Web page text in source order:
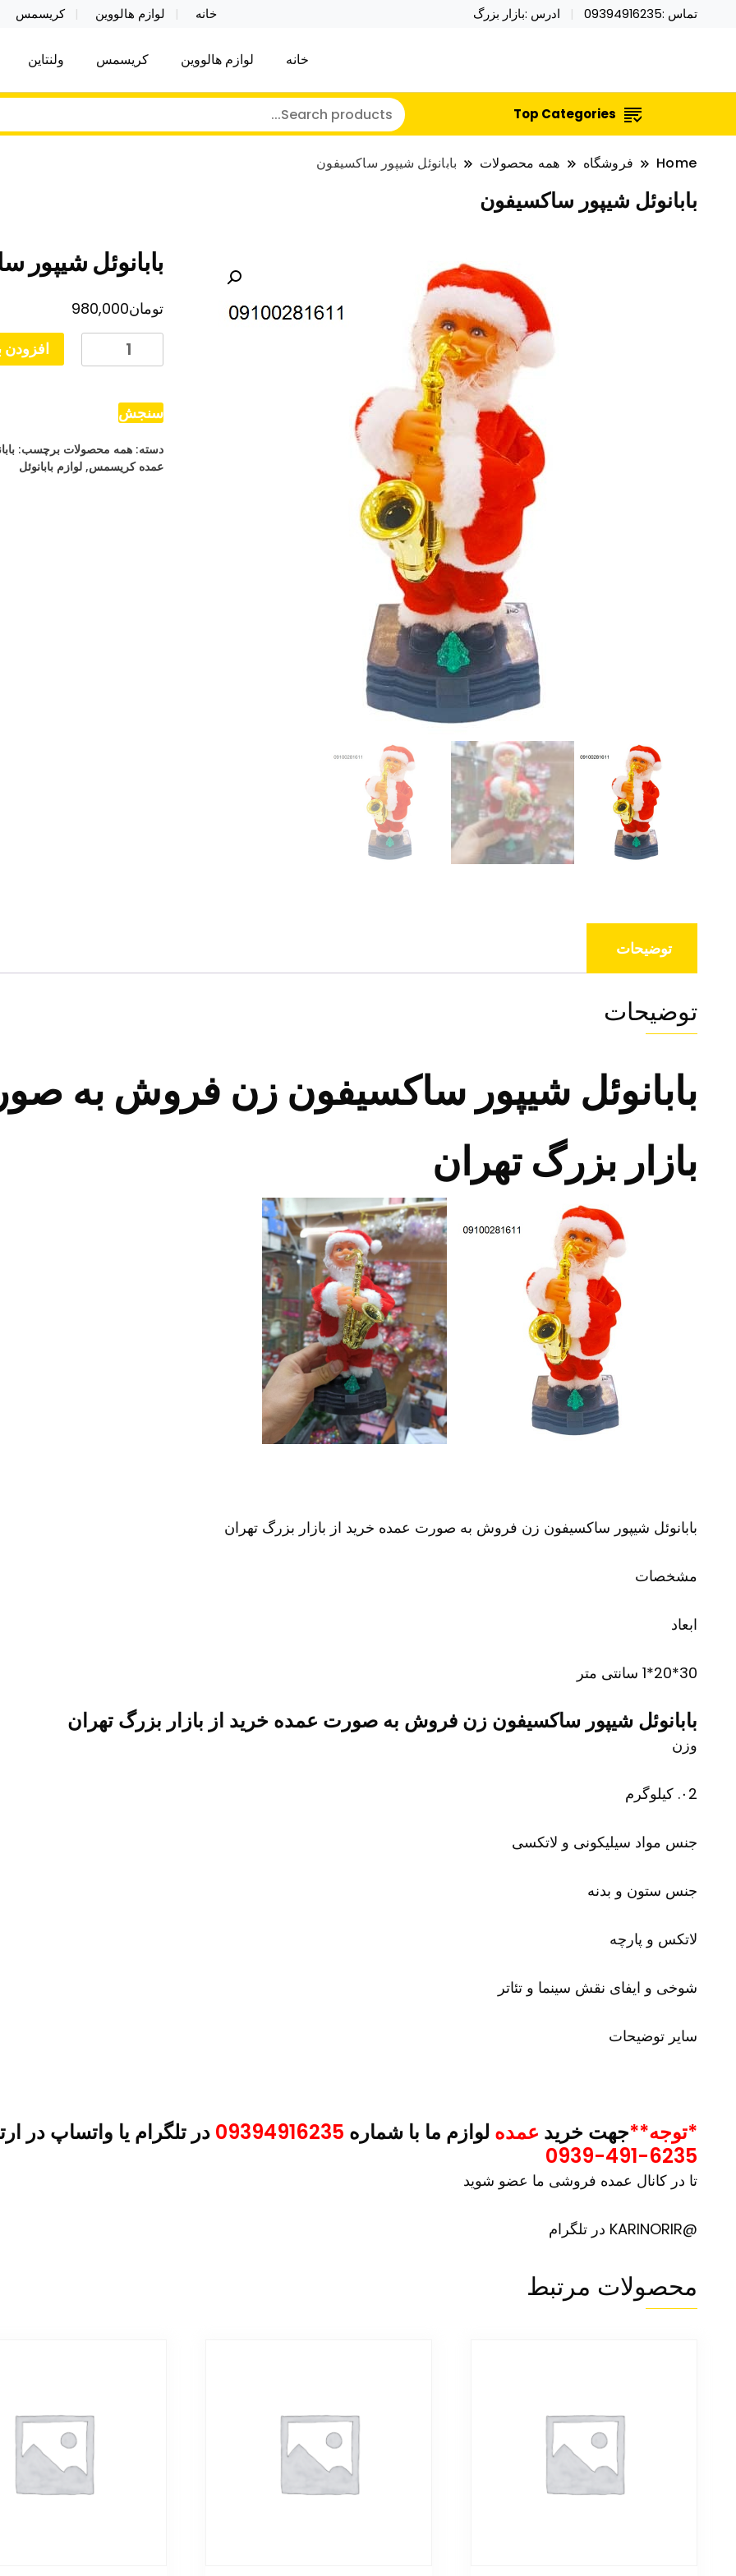
تماس :09394916235 ادرس :بازار بزرگ خانه لوازم هالووین کریسمس
نایکر توی فروش عمده لوازم هالووین ولن تاین کادویی کریسمس اکسسوری
خرید محصولات خاص فیجت اسباب بازی تراول ماگ نایکر توی فروش عمده لوازم هالووین ولن تاین کادویی
خانه لوازم هالووین کریسمس ولنتاین
Top Categories
Home فروشگاه همه محصولات بابانوئل شیپور ساکسیفون
بابانوئل شیپور ساکسیفون
بابانوئل شیپور
تومان980,000
بابانوئل
شیپور
عدد
افزودن
سنجش
دسته: همه محصولات برچسب:
عمده کریسمس, لوازم بابانوئل
توضیحات
توضیحات
بابانوئل شیپور ساکسیفون زن فروش به
بازار بزرگ تهران
بابانوئل شیپور ساکسیفون زن فروش به صورت عمده خرید از بازار بزرگ تهران
مشخصات
ابعاد
30*20*1 سانتی متر
بابانوئل شیپور ساکسیفون زن فروش به صورت عمده خرید از بازار بزرگ تهران
وزن
۰2. کیلوگرم
جنس مواد سیلیکونی و لاتکسی
جنس ستون و بدنه
لاتکس و پارچه
شوخی و ایفای نقش سینما و تئاتر
سایر توضیحات
*توجه**جهت خرید عمده لوازم ما با شماره
در تلگرام یا واتساپ در
0939-491-6235
تا در کانال عمده فروشی ما عضو شوید
@KARINORIR در تلگرام
محصولات مرتبط